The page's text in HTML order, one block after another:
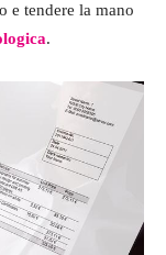
e tendere la mano
.